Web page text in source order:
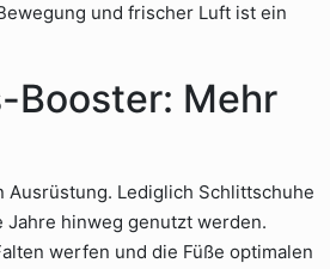
und frischer Luft ist ein
Booster: Mehr
Lediglich Schlittschuhe
hinweg genutzt werden.
werfen und die Füße optimalen